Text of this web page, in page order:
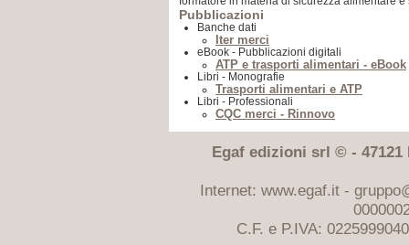
Pubblicazioni
Banche dati
Iter merci
eBook - Pubblicazioni digitali
ATP e trasporti alimentari - eBook
Libri - Monografie
Trasporti alimentari e ATP
Libri - Professionali
CQC merci - Rinnovo
Egaf edizioni srl © - 47121
Internet: www.egaf.it -
C.F. e P.IVA: